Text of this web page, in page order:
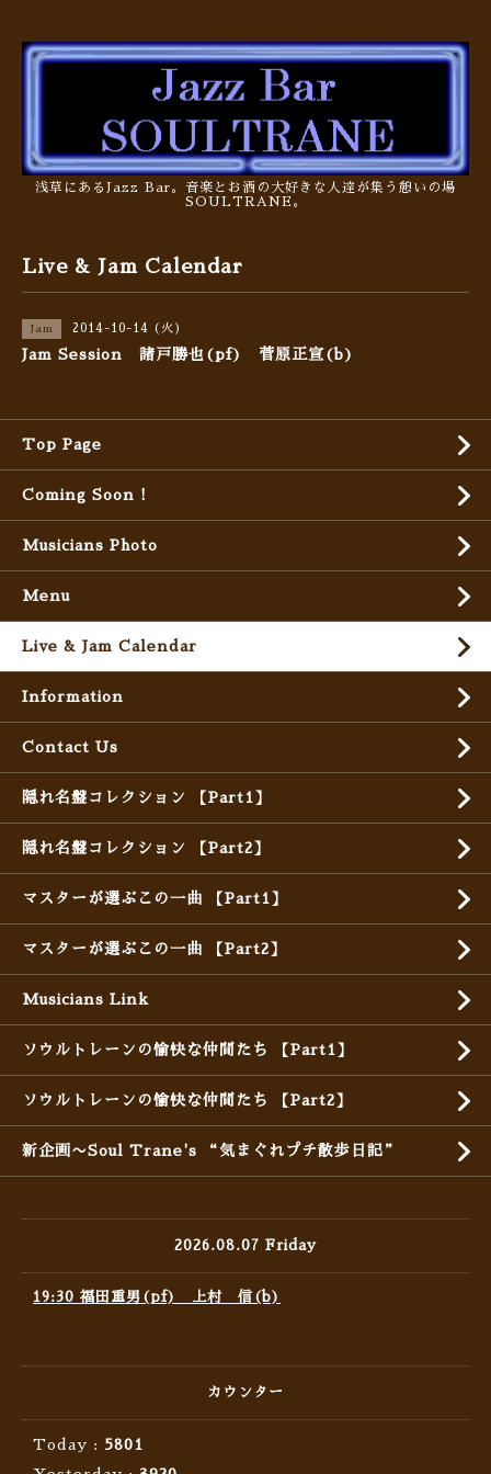
浅草にあるJazz Bar。音楽とお酒の大好きな人達が集う憩いの場
SOULTRANE。
Live & Jam Calendar
Jam 2014-10-14 (火)
Jam Session 諸戸勝也(pf) 菅原正宣(b)
Top Page
Coming Soon !
Musicians Photo
Menu
Live & Jam Calendar
Information
Contact Us
隠れ名盤コレクション 【Part1】
隠れ名盤コレクション 【Part2】
マスターが選ぶこの一曲 【Part1】
マスターが選ぶこの一曲 【Part2】
Musicians Link
ソウルトレーンの愉快な仲間たち 【Part1】
ソウルトレーンの愉快な仲間たち 【Part2】
新企画〜Soul Trane's “気まぐれプチ散歩日記”
2026.08.07 Friday
19:30 福田重男(pf) 上村 信(b)
カウンター
Today : 5801